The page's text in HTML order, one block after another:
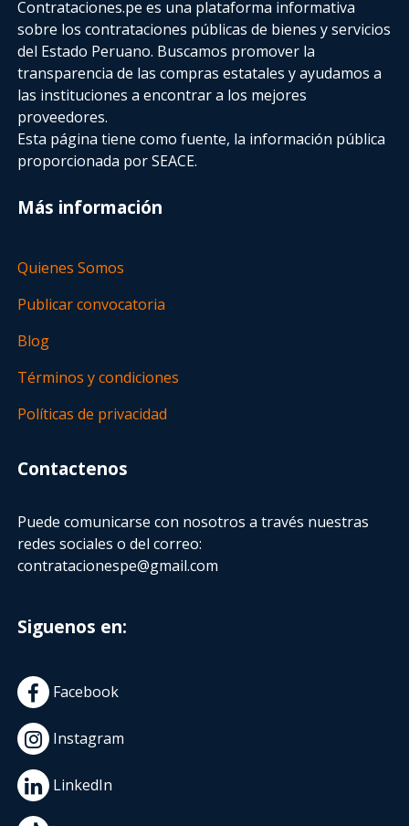
Contrataciones.pe es una plataforma informativa
sobre los contrataciones públicas de bienes y servicios
del Estado Peruano. Buscamos promover la
transparencia de las compras estatalesy ayudamos a
las instituciones a encontrar a los mejores
proveedores.
Esta página tiene como fuente, la información pública
proporcionada por SEACE.
Más información
Quienes Somos
Publicar convocatoria
Blog
Términos y condiciones
Políticas de privacidad
Contactenos
Puede comunicarse con nosotros a través nuestras
redes sociales o del correo:
contratacionespe@gmail.com
Siguenos en:
Facebook
Instagram
LinkedIn